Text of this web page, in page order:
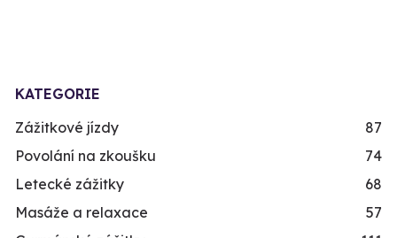
KATEGORIE
Zážitkové jízdy
87
Povolání na zkoušku
74
Letecké zážitky
68
Masáže a relaxace
57